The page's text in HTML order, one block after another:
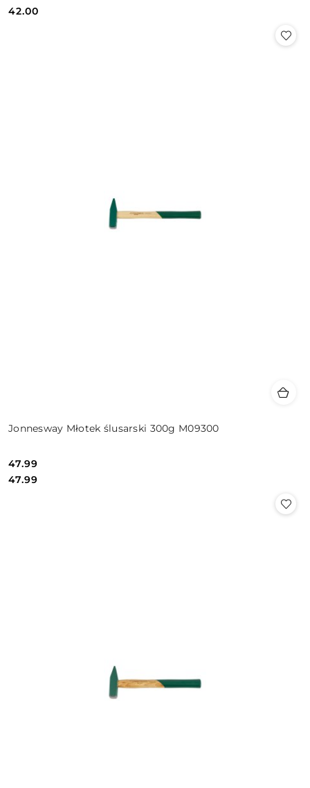
Cena:
Cena:
42.00
Jonnesway Młotek ślusarski 300g M09300
Cena:
47.99
Cena:
47.99